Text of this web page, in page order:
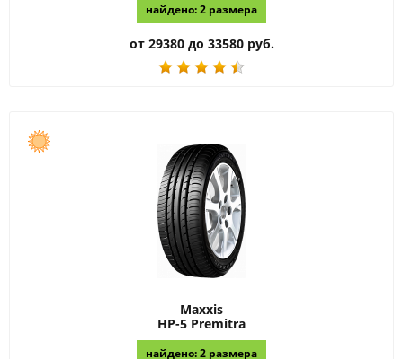
найдено: 2 размера
от 29380 до 33580 руб.
Maxxis
HP-5 Premitra
найдено: 2 размера